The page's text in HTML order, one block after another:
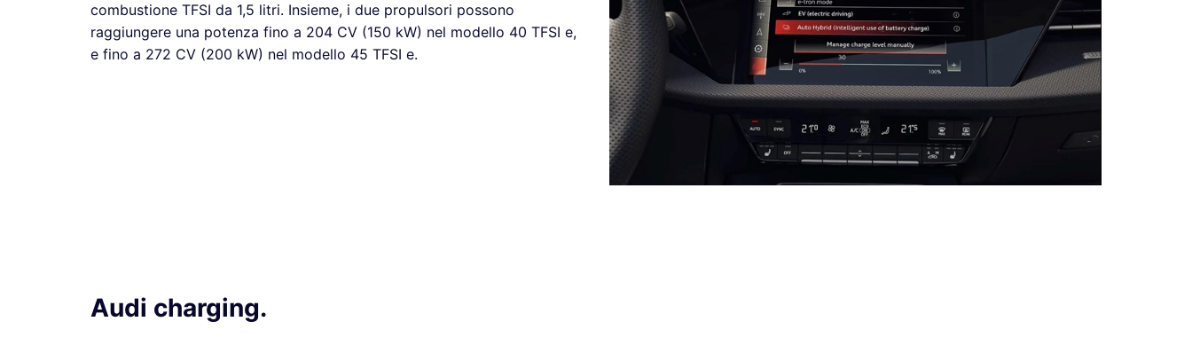
combustione TFSI da 1,5 litri. Insieme, i due propulsori possono
raggiungere una potenza fino a 204 CV (150 kW) nel modello 40 TFSI e,
e fino a 272 CV (200 kW) nel modello 45 TFSI e.
Audi charging.